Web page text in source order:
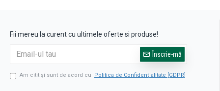
Fii mereu la curent cu ultimele oferte si produse!
Înscrie-mă
Am citit şi sunt de acord cu Politica de Confidențialitate [GDPR]